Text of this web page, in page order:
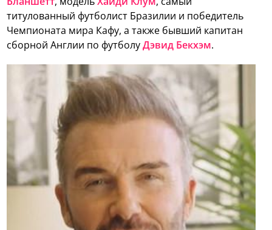
титулованный футболист Бразилии и победитель
Чемпионата мира Кафу, а также бывший капитан
сборной Англии по футболуДэвид Бекхэм.